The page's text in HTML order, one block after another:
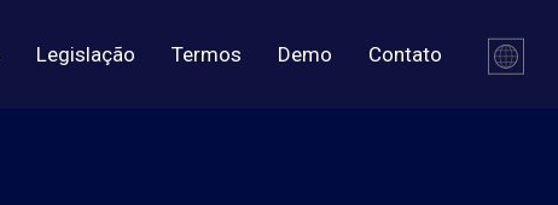
Legislação Termos Demo Contato